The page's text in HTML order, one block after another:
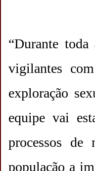
“Durante
vigilantes
exploração
equipe vai
processos de
população a